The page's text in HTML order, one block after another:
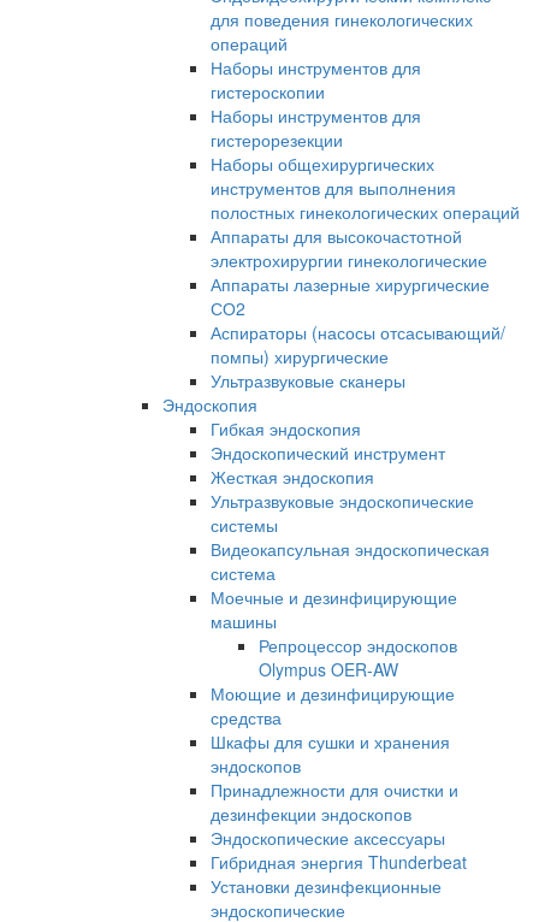
для поведения гинекологических
операций
Наборы инструментов для
гистероскопии
Наборы инструментов для
гистерорезекции
Наборы общехирургических
инструментов для выполнения
полостных гинекологических операций
Аппараты для высокочастотной
электрохирургии гинекологические
Аппараты лазерные хирургические
СО2
Аспираторы (насосы отсасывающий/
помпы) хирургические
Ультразвуковые сканеры
Эндоскопия
Гибкая эндоскопия
Эндоскопический инструмент
Жесткая эндоскопия
Ультразвуковые эндоскопические
системы
Видеокапсульная эндоскопическая
система
Моечные и дезинфицирующие
машины
Репроцессор эндоскопов
Olympus OER-AW
Моющие и дезинфицирующие
средства
Шкафы для сушки и хранения
эндоскопов
Принадлежности для очистки и
дезинфекции эндоскопов
Эндоскопические аксессуары
Гибридная энергия Thunderbeat
Установки дезинфекционные
эндоскопические